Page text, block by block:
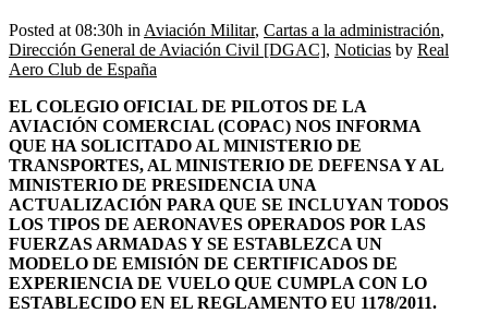
Posted at 08:30h in Aviación Militar, Cartas a la administración,
Dirección General de Aviación Civil [DGAC], Noticias by Real
Aero Club de España
EL COLEGIO OFICIAL DE PILOTOS DE LA
AVIACIÓN COMERCIAL (COPAC) NOS INFORMA
QUE HA SOLICITADO AL MINISTERIO DE
TRANSPORTES, AL MINISTERIO DE DEFENSA Y AL
MINISTERIO DE PRESIDENCIA UNA
ACTUALIZACIÓN PARA QUE SE INCLUYAN TODOS
LOS TIPOS DE AERONAVES OPERADOS POR LAS
FUERZAS ARMADAS Y SE ESTABLEZCA UN
MODELO DE EMISIÓN DE CERTIFICADOS DE
EXPERIENCIA DE VUELO QUE CUMPLA CON LO
ESTABLECIDO EN EL REGLAMENTO EU 1178/2011.